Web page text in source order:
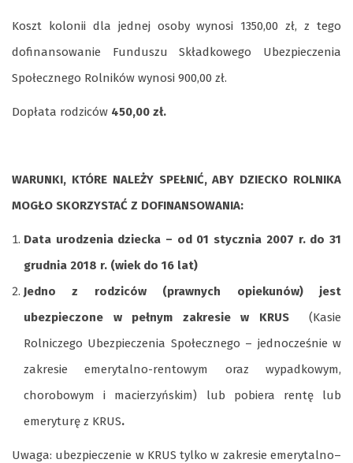
Koszt kolonii dla jednej osoby wynosi 1350,00 zł, z tego
dofinansowanie Funduszu Składkowego Ubezpieczenia
Społecznego Rolników wynosi 900,00 zł.
Dopłata rodziców 450,00 zł.
WARUNKI, KTÓRE NALEŻY SPEŁNIĆ, ABY DZIECKO ROLNIKA
MOGŁO SKORZYSTAĆ Z DOFINANSOWANIA:
Data urodzenia dziecka – od 01 stycznia 2007 r. do 31
grudnia 2018 r. (wiek do 16 lat)
Jedno z rodziców (prawnych opiekunów) jest
ubezpieczone w pełnym zakresiew KRUS
(Kasie
Rolniczego Ubezpieczenia Społecznego – jednocześnie w
zakresie emerytalno-rentowym oraz wypadkowym,
chorobowym i macierzyńskim) lub pobiera rentę lub
emeryturę z KRUS.
Uwaga: ubezpieczenie w KRUS tylko w zakresie emerytalno–